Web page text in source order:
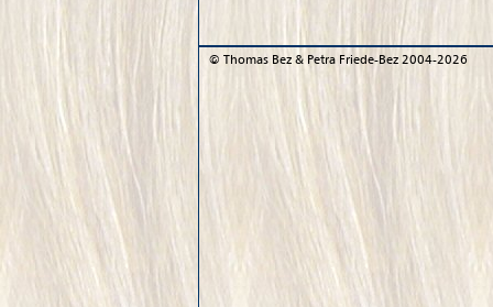
© Thomas Bez & Petra Friede-Bez 2004-2026